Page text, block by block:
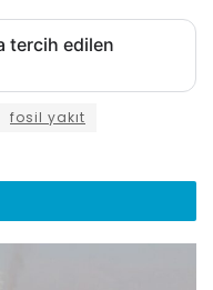
tercih edilen
fosil yakıt